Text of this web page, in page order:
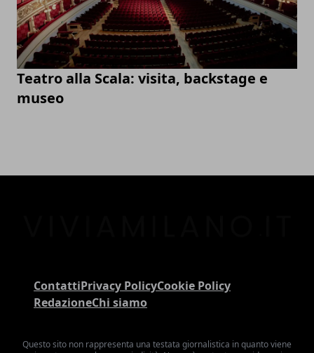
Teatro alla Scala: visita, backstage e
museo
ContattiPrivacy PolicyCookie Policy
RedazioneChi siamo
Questo sito non rappresenta una testata giornalistica in quanto viene